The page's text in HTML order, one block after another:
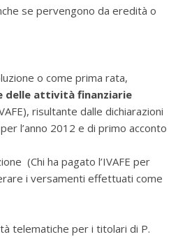
se pervengono da eredità o
o come prima rata,
delle attività finanziarie
risultante dalle dichiarazioni
l’anno 2012 e di primo acconto
(Chi ha pagato l’IVAFE per
i versamenti effettuati come
telematiche per i titolari di P.